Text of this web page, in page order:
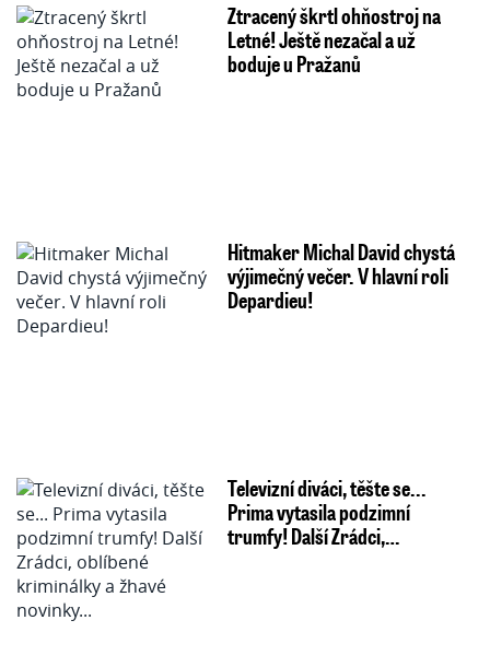
Ztracený škrtl ohňostroj na
Letné! Ještě nezačal a už
boduje u Pražanů
Hitmaker Michal David chystá
výjimečný večer. V hlavní roli
Depardieu!
Televizní diváci, těšte se...
Prima vytasila podzimní
trumfy! Další Zrádci,…